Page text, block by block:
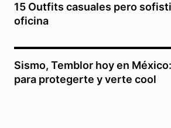
15 Outfits casuales pero
oficina
Sismo, Temblor hoy en
para protegerte y verte cool